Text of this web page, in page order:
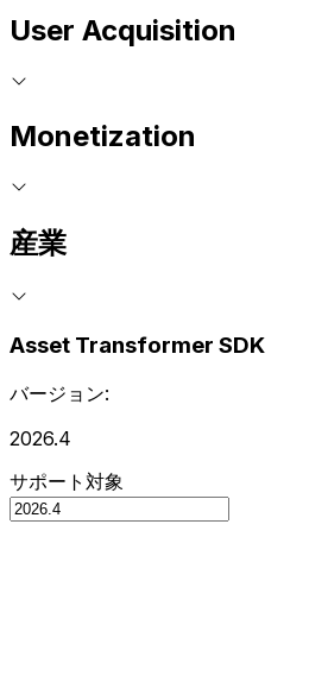
User Acquisition
Monetization
産業
Asset Transformer SDK
バージョン:
2026.4
サポート対象